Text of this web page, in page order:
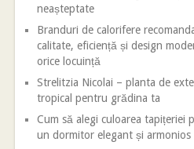
neașteptate
Branduri de calorifere
calitate, eficiență și design
orice locuință
Strelitzia Nicolai – planta de
tropical pentru grădina ta
Cum să alegi culoarea tapițeriei
un dormitor elegant și armonios